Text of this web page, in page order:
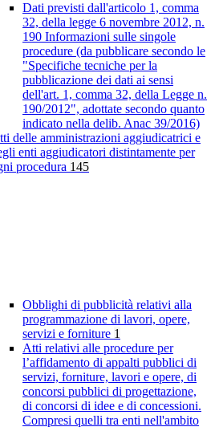
Dati previsti dall'articolo 1, comma
32, della legge 6 novembre 2012, n.
190 Informazioni sulle singole
procedure (da pubblicare secondo le
"Specifiche tecniche per la
pubblicazione dei dati ai sensi
dell'art. 1, comma 32, della Legge n.
190/2012", adottate secondo quanto
indicato nella delib. Anac 39/2016)
delle amministrazioni aggiudicatrici e
enti aggiudicatori distintamente per
procedura 145
Obblighi di pubblicità relativi alla
programmazione di lavori, opere,
servizi e forniture 1
Atti relativi alle procedure per
l’affidamento di appalti pubblici di
servizi, forniture, lavori e opere, di
concorsi pubblici di progettazione,
di concorsi di idee e di concessioni.
Compresi quelli tra enti nell'ambito